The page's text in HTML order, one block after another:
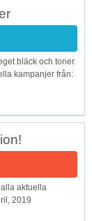
bläck och toner.
kampanjer från:
aktuella
2019